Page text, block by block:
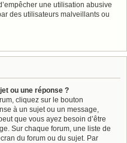
une utilisation abusive
des utilisateurs malveillants ou
ou une réponse ?
cliquez sur le bouton
à un sujet ou un message,
que vous ayez besoin d’être
Sur chaque forum, une liste de
du forum ou du sujet. Par